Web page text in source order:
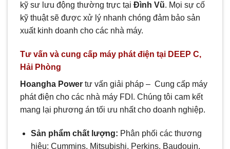
kỹ sư lưu động thường trực tại Đình Vũ. Mọi sự cố
kỹ thuật sẽ được xử lý nhanh chóng đảm bảo sản
xuất kinh doanh cho các nhà máy.
Tư vấn và cung cấp máy phát điện tại DEEP C,
Hải Phòng
Hoangha Power tư vấn giải pháp – Cung cấp máy
phát điện cho các nhà máy FDI. Chúng tôi cam kết
mang lại phương án tối ưu nhất cho doanh nghiệp.
Sản phẩm chất lượng: Phân phối các thương
hiệu: Cummins, Mitsubishi, Perkins, Baudouin,